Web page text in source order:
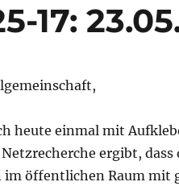
17:
heute einmal mit
ergibt,
im öffentlichen Raum mit